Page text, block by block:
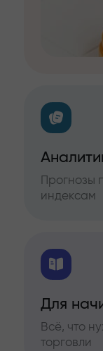
Прогнозы
индексам
Для
Всё, что
торговли